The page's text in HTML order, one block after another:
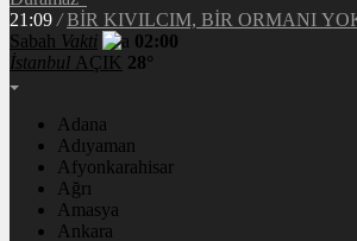
21:09 / BİR KIVILCIM, BİR ORMANI
Sabah Vakti
02:00
İstanbul AÇIK 28°
Adana
Adıyaman
Afyonkarahisar
Ağrı
Amasya
Ankara